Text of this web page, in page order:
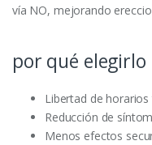
vía NO, mejorando
por qué elegirlo
Libertad de
Reducción de
Menos efectos